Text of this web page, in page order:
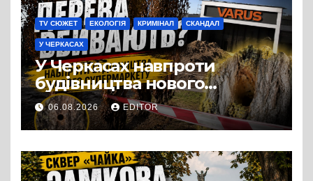
TV СЮЖЕТ ЕКОЛОГІЯ КРИМІНАЛ СКАНДАЛ
У ЧЕРКАСАХ
У Черкасах навпроти
будівництва нового
супермаркету VARUS на
проспекті Перемоги всохли
дерева. І це навряд чи
можна назвати
випадковістю
06.08.2026 EDITOR